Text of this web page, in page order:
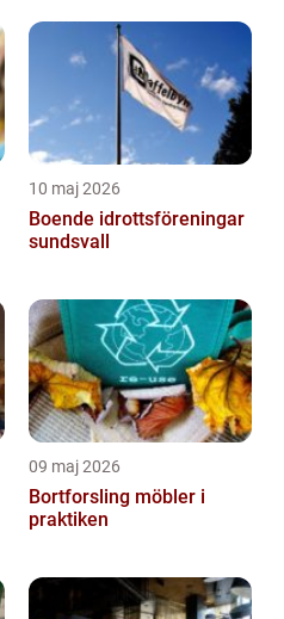
10 maj 2026
Boende idrottsföreningar
sundsvall
09 maj 2026
Bortforsling möbler i
praktiken